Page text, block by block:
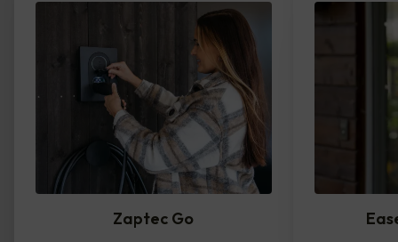
Zaptec Go